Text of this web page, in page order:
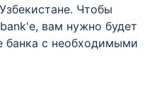
Чтобы
вам нужно будет
банка с необходимыми